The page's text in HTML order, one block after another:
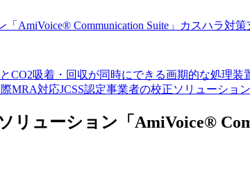
AmiVoice® Communication Suite」カスハラ対
CO2吸着・回収が同時にできる画期的な処理装
MRA対応JCSS認定事業者の校正ソリューション
リューション「AmiVoice®